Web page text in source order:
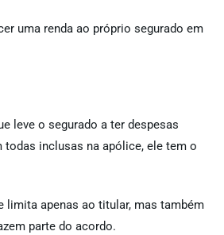
uma renda ao próprio segurado em
leve o segurado a ter despesas
todas inclusas na apólice, ele tem o
limita apenas ao titular, mas também
parte do acordo.